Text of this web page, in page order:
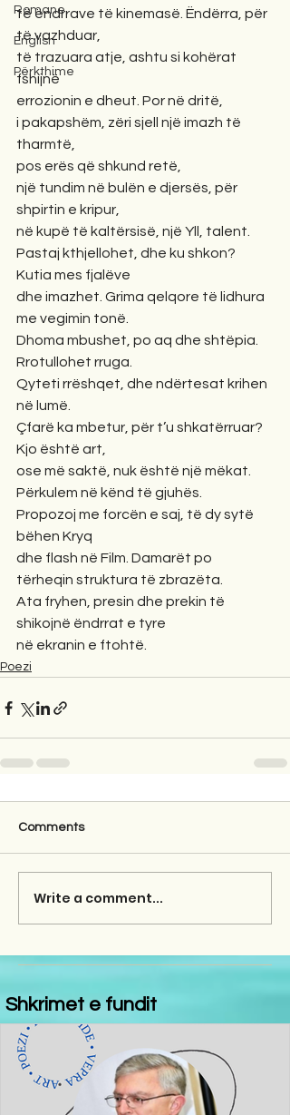
Romane
English
Përkthime
të ëndrrave të kinemasë. Ëndërra, për
të vazhduar,
të trazuara atje, ashtu si kohërat
fshijnë
errozionin e dheut. Por në dritë,
i pakapshëm, zëri sjell një imazh të
tharmtë,
pos erës që shkund retë,
një tundim në bulën e djersës, për
shpirtin e kripur,
në kupë të kaltërsisë, një Yll, talent.
Pastaj kthjellohet, dhe ku shkon?
Kutia mes fjalëve
dhe imazhet. Grima qelqore të lidhura
me vegimin tonë.
Dhoma mbushet, po aq dhe shtëpia.
Rrotullohet rruga.
Qyteti rrëshqet, dhe ndërtesat krihen
në lumë.
Çfarë ka mbetur, për t’u shkatërruar?
Kjo është art,
ose më saktë, nuk është një mëkat.
Përkulem në kënd të gjuhës.
Propozoj me forcën e saj, të dy sytë
bëhen Kryq
dhe flash në Film. Damarët po
tërheqin struktura të zbrazëta.
Ata fryhen, presin dhe prekin të
shikojnë ëndrrat e tyre
në ekranin e ftohtë.
Poezi
Comments
Write a comment...
Shkrimet e fundit